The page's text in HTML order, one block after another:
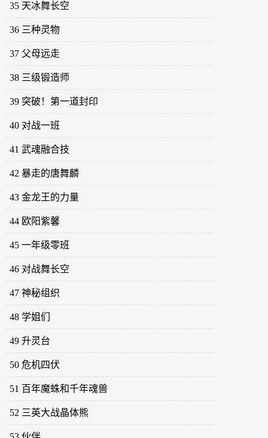
35 天冰舞长空
36 三种灵物
37 父母远走
38 三级锻造师
39 突破！第一道封印
40 对战一班
41 武魂融合技
42 暴走的唐舞麟
43 金龙王的力量
44 欧阳紫馨
45 一年级零班
46 对战舞长空
47 神秘组织
48 学姐们
49 升灵台
50 危机四伏
51 百年魔蛛和千年魂兽
52 三英大战晶体熊